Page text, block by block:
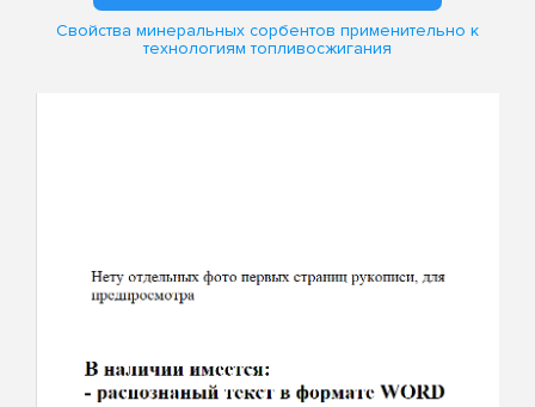
Свойства минеральных сорбентов применительно к
технологиям топливосжигания